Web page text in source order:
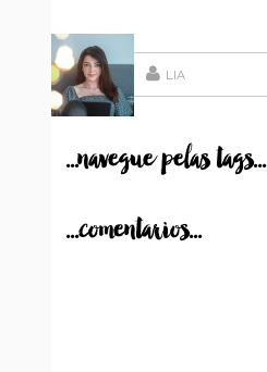
LIA
...navegue pelas tags...
...comentarios...